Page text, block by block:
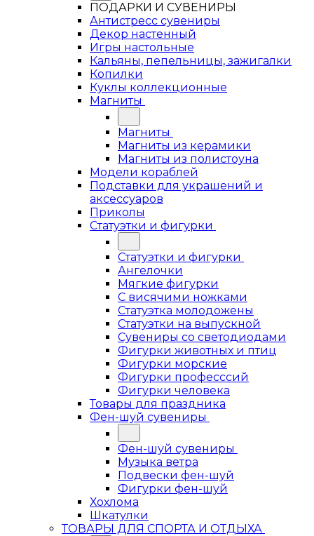
ПОДАРКИ И СУВЕНИРЫ
Антистресс сувениры
Декор настенный
Игры настольные
Кальяны, пепельницы, зажигалки
Копилки
Куклы коллекционные
Магниты
Магниты
Магниты из керамики
Магниты из полистоуна
Модели кораблей
Подставки для украшений и
аксессуаров
Приколы
Статуэтки и фигурки
Статуэтки и фигурки
Ангелочки
Мягкие фигурки
С висячими ножками
Статуэтка молодожены
Статуэтки на выпускной
Сувениры со светодиодами
Фигурки животных и птиц
Фигурки морские
Фигурки професссий
Фигурки человека
Товары для праздника
Фен-шуй сувениры
Фен-шуй сувениры
Музыка ветра
Подвески фен-шуй
Фигурки фен-шуй
Хохлома
Шкатулки
ТОВАРЫ ДЛЯ СПОРТА И ОТДЫХА